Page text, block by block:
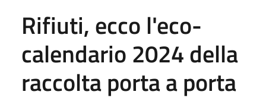
Rifiuti, ecco l'eco-
calendario 2024 della
raccolta porta a porta